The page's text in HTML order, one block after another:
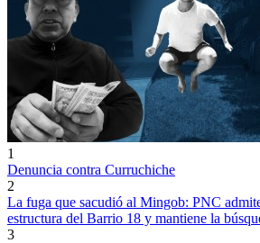
1
Denuncia contra Curruchiche
2
La fuga que sacudió al Mingob: PNC
estructura del Barrio 18 y mantiene la
3